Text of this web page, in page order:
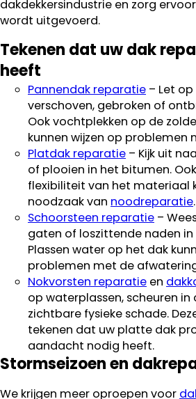
dakdekkersindustrie en zorg
wordt uitgevoerd.
Tekenen dat uw dak
heeft
Pannendak reparatie – Let
verschoven, gebroken of
Ook vochtplekken op de
kunnen wijzen op problemen
Platdak reparatie – Kijk uit
of plooien in het bitumen.
flexibiliteit van het materiaal
noodzaak van noodreparatie.
Schoorsteen reparatie –
gaten of loszittende naden
Plassen water op het dak
problemen met de
Nokvorsten reparatie en
op waterplassen, scheuren
zichtbare fysieke schade.
tekenen dat uw platte dak
aandacht nodig heeft.
Stormseizoen en
We krijgen meer oproepen voor